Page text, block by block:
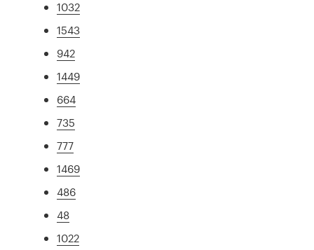
1032
1543
942
1449
664
735
777
1469
486
48
1022